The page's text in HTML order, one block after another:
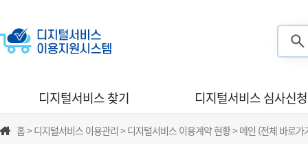
디지털서비스 찾기 디지털서비스 심사신청
홈 > 디지털서비스 이용관리 > 디지털서비스 이용계약 현황 > 메인 (전체 바로가